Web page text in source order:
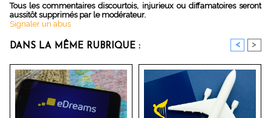
Tous les commentaires discourtois, injurieux ou diffamatoires seront
aussitôt supprimés par le modérateur.
Signaler un abus
DANS LA MÊME RUBRIQUE : < >